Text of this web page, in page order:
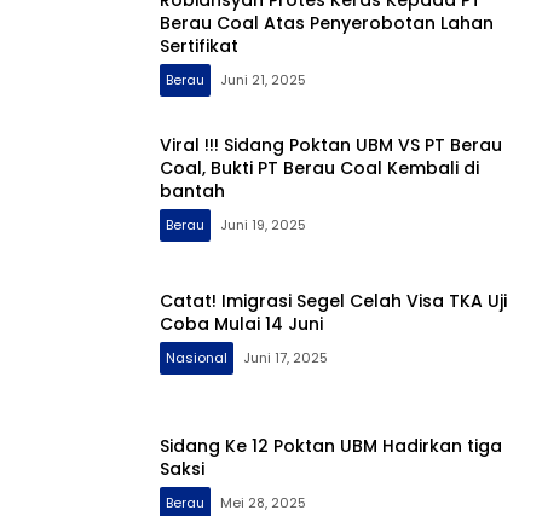
Berau Coal Atas Penyerobotan Lahan
Sertifikat
Berau Juni 21, 2025
Viral !!! Sidang Poktan UBM VS PT Berau
Coal, Bukti PT Berau Coal Kembali di
bantah
Berau Juni 19, 2025
Catat! Imigrasi Segel Celah Visa TKA Uji
Coba Mulai 14 Juni
Nasional Juni 17, 2025
Sidang Ke 12 Poktan UBM Hadirkan tiga
Saksi
Berau Mei 28, 2025